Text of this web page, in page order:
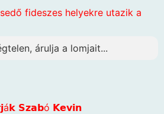
fideszes helyekre utazik a
árulja a lomjait...
𝗦𝘇𝗮𝗯ó 𝗞𝗲𝘃𝗶𝗻